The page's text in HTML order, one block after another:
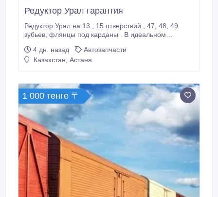
Редуктор Урал гарантия
Редуктор Урал на 13 , 15 отверствий , 47, 48, 49
зубьев, флянцы под карданы . В идеальном
три месяца гарантии в наличии, быстро отгружу 48
000 р.
4 дн. назад
Автозапчасти
Казахстан, Астана
1 000 тенге 〒